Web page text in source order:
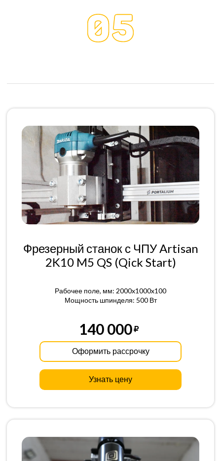
Фрезерный станок с ЧПУ Artisan
2K10 M5 QS (Qick Start)
Рабочее поле, мм: 2000x1000x100
Мощность шпинделя: 500 Вт
140 000
Оформить рассрочку
Узнать цену